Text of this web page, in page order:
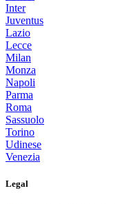
Inter
Juventus
Lazio
Lecce
Milan
Monza
Napoli
Parma
Roma
Sassuolo
Torino
Udinese
Venezia
Legal